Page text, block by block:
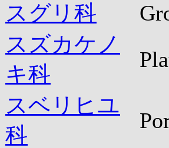
スグリ科
スズカケノ
キ科
スベリヒユ
科